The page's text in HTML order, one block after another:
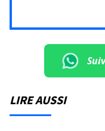
LIRE AUSSI